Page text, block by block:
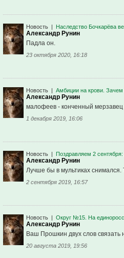
Новость | Наследство Бочкарёва
Александр Рунин
Падла он.
23 октября 2020, 16:18
Новость | Амбиции на крови.
Александр Рунин
малофеев - конченный мерзавец
1 декабря 2019, 16:06
Новость Поздравляем 2
Александр Рунин
Лучше бы в мультиках
2 сентября 2019, 16:57
Новость Округ №15. На
Александр Рунин
Ваш Прошкин двух слов связать
20 августа 2019, 19:56